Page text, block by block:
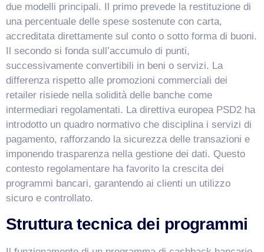
due modelli principali. Il primo prevede la restituzione di
una percentuale delle spese sostenute con carta,
accreditata direttamente sul conto o sotto forma di buoni.
Il secondo si fonda sull’accumulo di punti,
successivamente convertibili in beni o servizi. La
differenza rispetto alle promozioni commerciali dei
retailer risiede nella solidità delle banche come
intermediari regolamentati. La direttiva europea PSD2 ha
introdotto un quadro normativo che disciplina i servizi di
pagamento, rafforzando la sicurezza delle transazioni e
imponendo trasparenza nella gestione dei dati. Questo
contesto regolamentare ha favorito la crescita dei
programmi bancari, garantendo ai clienti un utilizzo
sicuro e controllato.
Struttura tecnica dei programmi